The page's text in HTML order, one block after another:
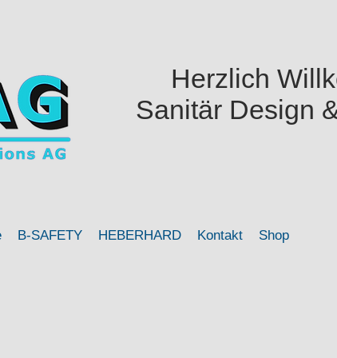
Herzlich
Sanitär Design
B-SAFETY HEBERHARD Kontakt Shop